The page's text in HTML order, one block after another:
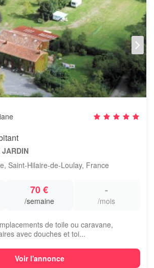
JARDIN
Saint-Hilaire-de-Loulay, France
70 €
/semaine
-
/mois
de toile ou caravane,
avec douches et toi...
Voir l'annonce